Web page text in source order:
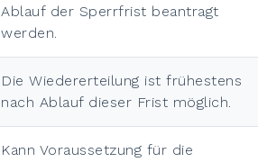
Ablauf der Sperrfrist beantragt
werden.
Die Wiedererteilung ist frühestens
nach Ablauf dieser Frist möglich.
Kann Voraussetzung für die